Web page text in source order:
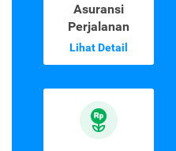
Asuransi
Perjalanan
Lihat Detail